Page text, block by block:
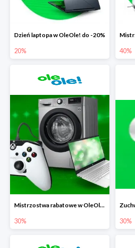
Dzień laptopa w OleOle! do -20%
20% 40%
Mistrzostwa rabatowe w OleOle! do -30%
30% 30%